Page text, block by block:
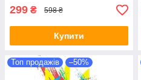
299 ₴ 598 ₴
Купити
Топ продажів –50%